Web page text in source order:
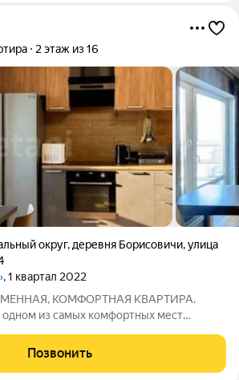
2 этаж из 16
округ, деревня Борисовичи,улица
, 1 квартал 2022
КОМФОРТНАЯ КВАРТИРА.
одном из самых комфортных мест
гимназия и детский сад
детям не нужно
Позвонить